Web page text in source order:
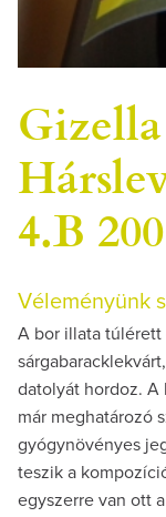
4.B
Véleményünk
A bor illata
datolyát hordoz. A
már meghatározó
gyógynövényes
teszik a
egyszerre van ott